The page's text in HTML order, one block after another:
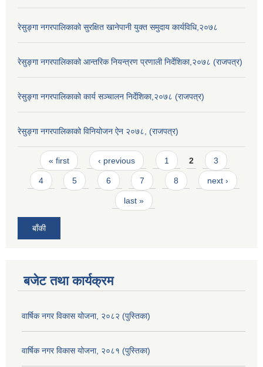
रेसुङ्गा नगरपालिकाको सुरक्षित खानेपानी युक्त समुदाय कार्यविधि,२०७८
रेसुङ्गा नगरपालिकाको आन्तरिक नियन्त्रण प्रणाली निर्देशिका,२०७८ (राजपत्र)
रेसुङ्गा नगरपालिकाको कार्य सञ्चालन निर्देशिका,२०७८ (राजपत्र)
रेसुङ्गा नगरपालिकाको विनियोजन ऐन २०७८, (राजपत्र)
Pages
« first ‹ previous 1 2 3
4 5 6 7 8 next ›
last »
बाँकी
बजेट तथा कार्यक्रम
वार्षिक नगर विकास योजना, २०८२ (पुस्तिका)
वार्षिक नगर विकास योजना, २०८१ (पुस्तिका)